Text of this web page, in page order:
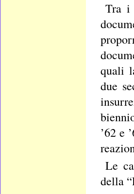
Tra i
quali
due
’62 e
Le
della